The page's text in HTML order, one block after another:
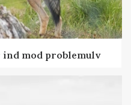
mod problemulv